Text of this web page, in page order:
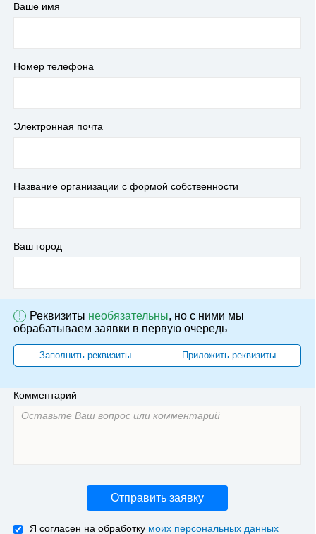
Ваше имя
Номер телефона
Электронная почта
Название организации с формой собственности
Ваш город
! Реквизиты необязательны, но с ними мы
обрабатываем заявки в первую очередь
Заполнить реквизиты Приложить реквизиты
Комментарий
Отправить заявку
Я согласен на обработку моих персональных данных